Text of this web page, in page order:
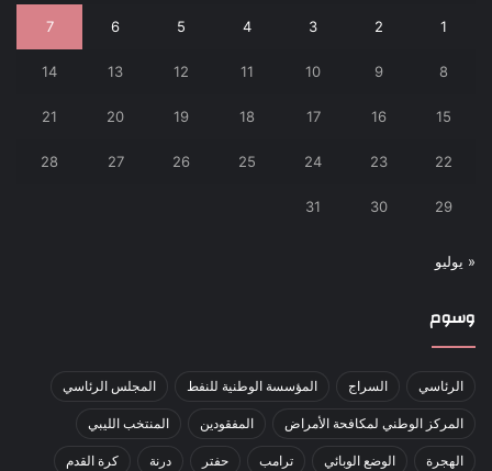
1
2
3
4
5
6
7
8
9
10
11
12
13
14
15
16
17
18
19
20
21
22
23
24
25
26
27
28
29
30
31
« يوليو
وسوم
الرئاسي السراج المؤسسة الوطنية للنفط المجلس الرئاسي
المركز الوطني لمكافحة الأمراض المفقودين المنتخب الليبي
الهجرة الوضع الوبائي ترامب حفتر درنة كرة القدم